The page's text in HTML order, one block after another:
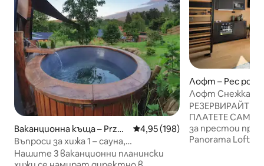
Ваканционна къща – Przesi
eka
Средна оценка: 4,95 от 5,
4,95 (198)
Въпроси за хижа 1 – сауна,
хидромасажна вана, слънчева
тераса, природа
Нашите 3 ваканционни планински
Лофт – Pec pod
Лофт Снежка -
гледка, балкон и
РЕЗЕРВИРАЙТЕ
ПЛАТЕТЕ САМО
за престои
Panorama Lofts